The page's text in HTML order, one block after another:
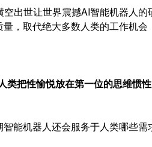
空出世让世界震撼AI智能机器人
，取代绝大多数人类的工作机会
类把性愉悦放在第一位的思维惯
能机器人还会服务于人类哪些需